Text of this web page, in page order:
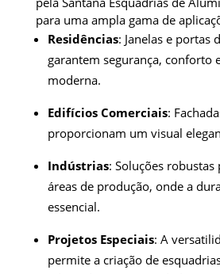
para uma ampla gama de
Residências: Janelas e portas
garantem segurança, conforto
moderna.
Edifícios Comerciais:
proporcionam um visual
Indústrias: Soluções robustas
áreas de produção, onde a
essencial.
Projetos Especiais: A
permite a criação de